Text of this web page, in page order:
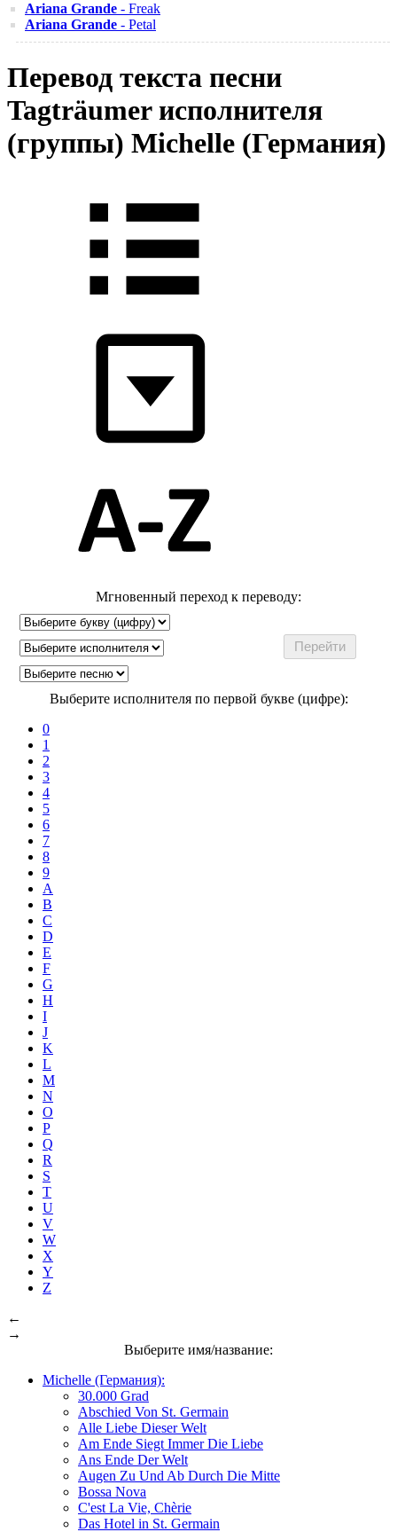
Ariana Grande - Freak
Ariana Grande - Petal
Перевод текста песни
Tagträumer исполнителя
(группы) Michelle (Германия)
Мгновенный переход к переводу:
Выберите исполнителя по первой букве (цифре):
0
1
2
3
4
5
6
7
8
9
A
B
C
D
E
F
G
H
I
J
K
L
M
N
O
P
Q
R
S
T
U
V
W
X
Y
Z
←
→
Выберите имя/название:
Michelle (Германия):
30.000 Grad
Abschied Von St. Germain
Alle Liebe Dieser Welt
Am Ende Siegt Immer Die Liebe
Ans Ende Der Welt
Augen Zu Und Ab Durch Die Mitte
Bossa Nova
C'est La Vie, Chèrie
Das Hotel in St. Germain